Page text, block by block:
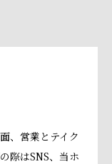
、営業とテイク
際はSNS、当ホ